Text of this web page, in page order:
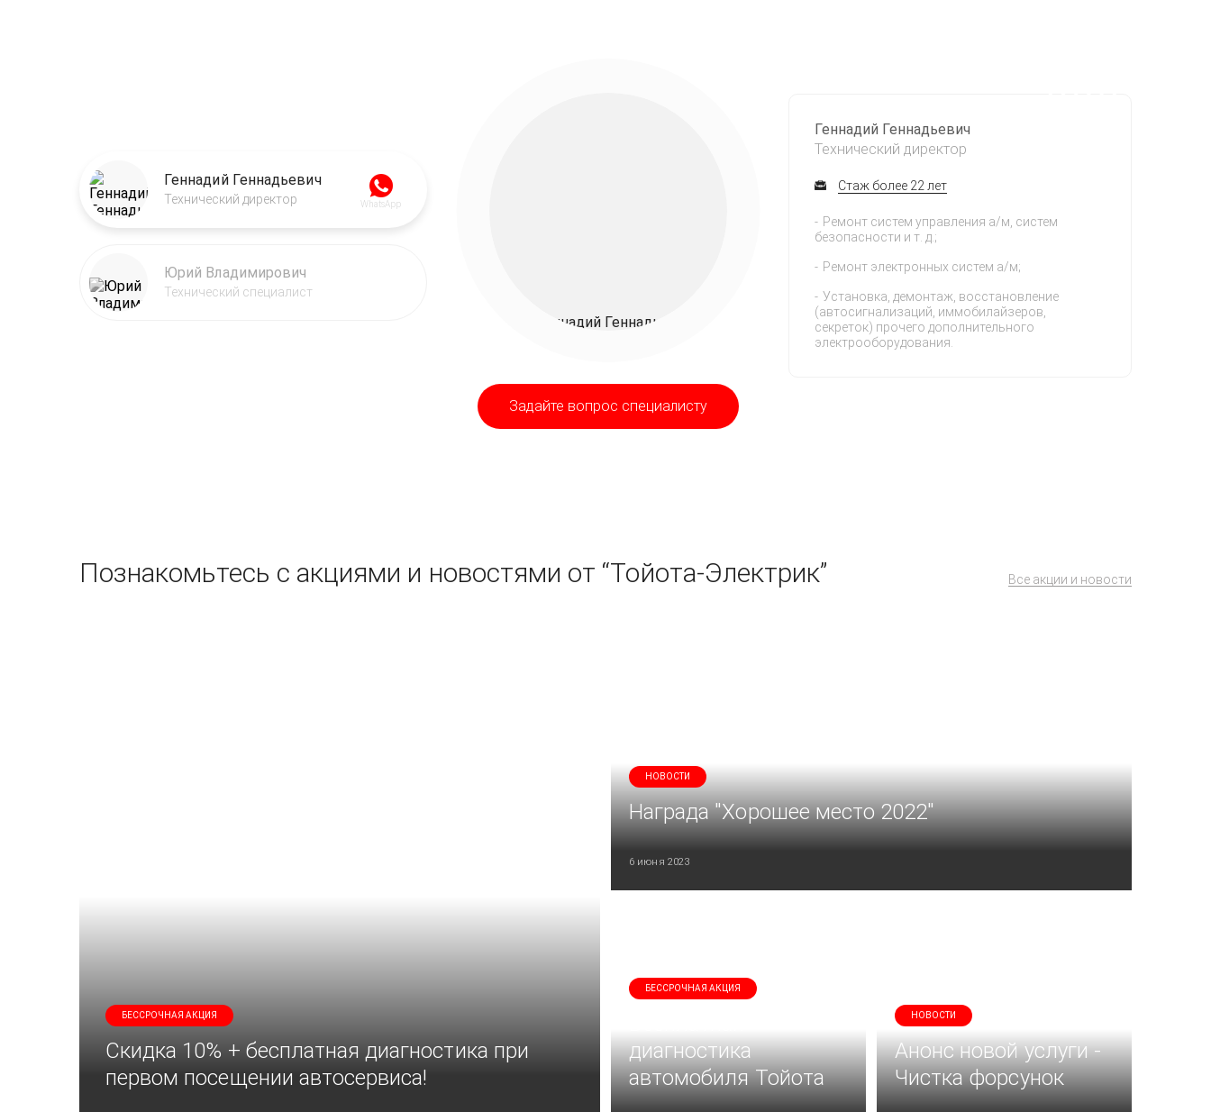
Геннадий Геннадьевич
Технический директор WhatsApp
Юрий Владимирович
Технический специалист
Задайте вопрос специалисту
Геннадий Геннадьевич
Технический директор
Стаж более 22 лет
Ремонт систем управления а/м, систем
безопасности и т. д.;
Ремонт электронных систем а/м;
Установка, демонтаж, восстановление
(автосигнализаций, иммобилайзеров,
секреток) прочего дополнительного
электрооборудования.
Все акции и новости
Познакомьтесь с акциями и новостями от “Тойота-Электрик”
БЕССРОЧНАЯ АКЦИЯ
Скидка 10% + бесплатная диагностика при
первом посещении автосервиса!
НОВОСТИ
Награда "Хорошее место 2022"
6 июня 2023
БЕССРОЧНАЯ АКЦИЯ
диагностика
автомобиля Тойота
НОВОСТИ
Анонс новой услуги -
Чистка форсунок